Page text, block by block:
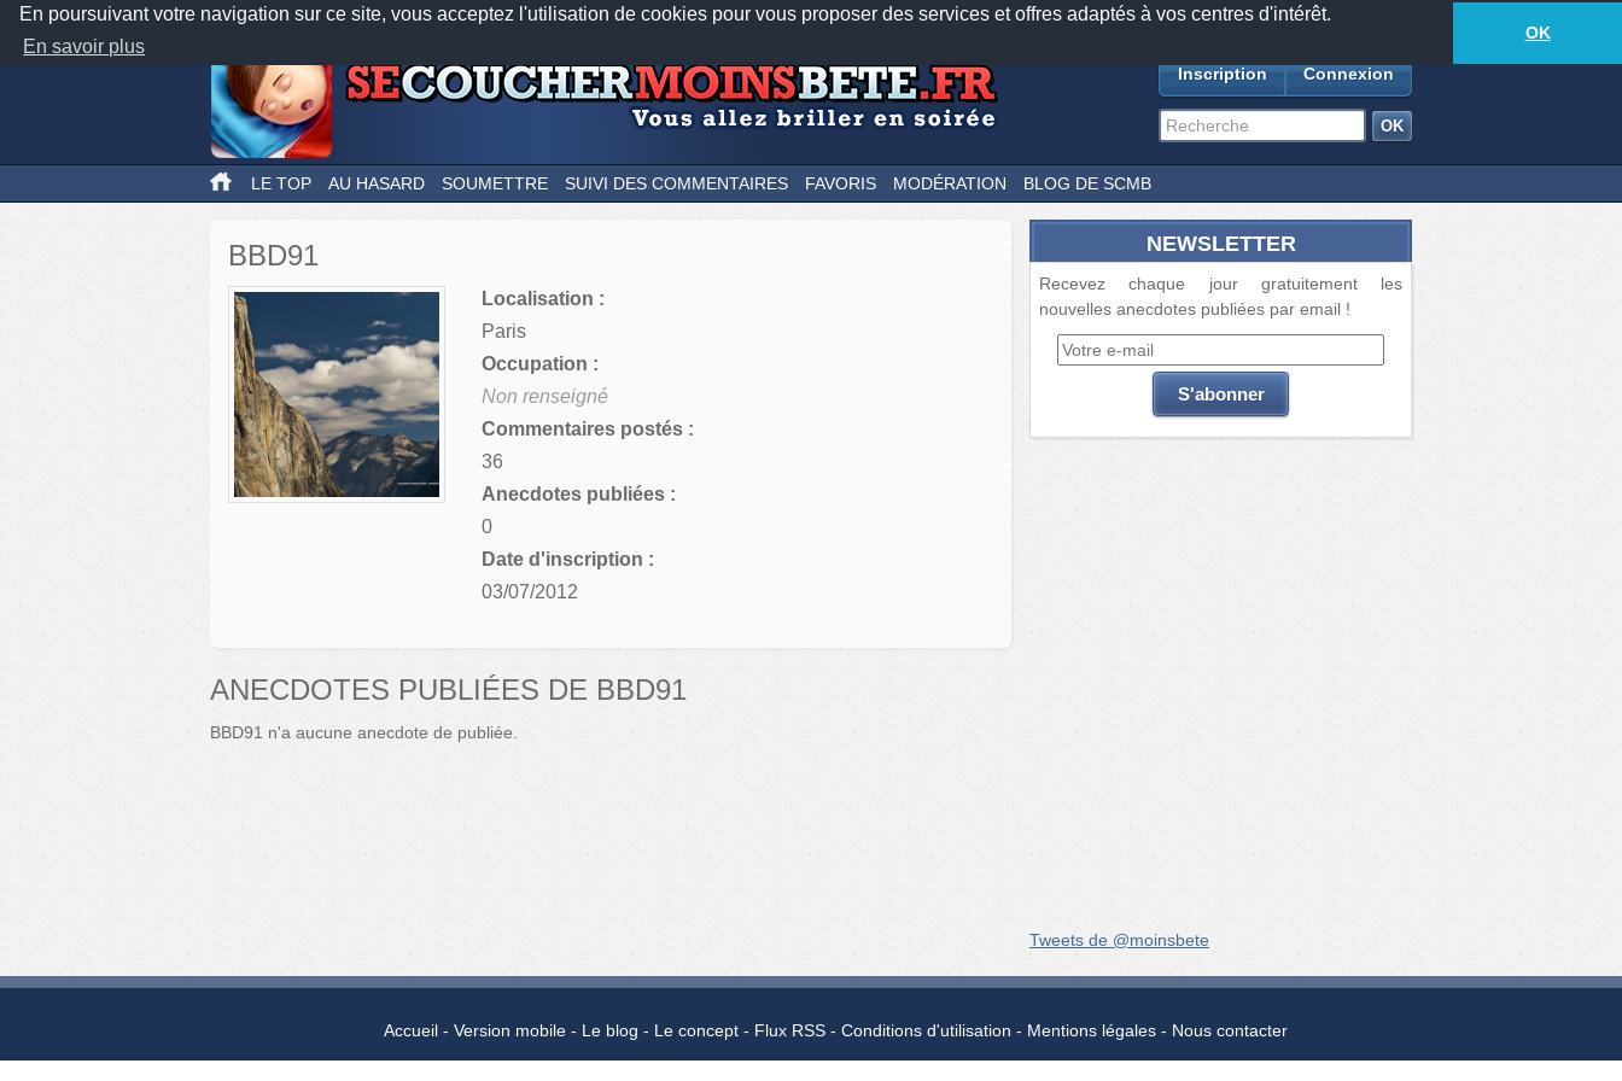
En poursuivant votre navigation sur ce site, vous acceptez l'utilisation de cookies pour vous proposer des services et offres adaptés à vos centres d'intérêt.
En savoir plus
OK
Nos applications mobiles Newsletter Facebook
TwitterFeeds18881anecdotes-475lecteurs connectés
Inscription Connexion
LE TOP AU HASARD SOUMETTRE SUIVI DES COMMENTAIRES FAVORIS MODÉRATION BLOG DE SCMB
BBD91
Localisation :
Paris
Occupation :
Non renseigné
Commentaires postés :
36
Anecdotes publiées :
0
Date d'inscription :
03/07/2012
ANECDOTES PUBLIÉES DE BBD91
BBD91 n'a aucune anecdote de publiée.
NEWSLETTER
Recevez chaque jour gratuitement les
nouvelles anecdotes publiées par email !
Tweets de @moinsbete
Accueil Version mobile Le blog Le concept Flux RSS Conditions d'utilisation Mentions légales Nous contacter